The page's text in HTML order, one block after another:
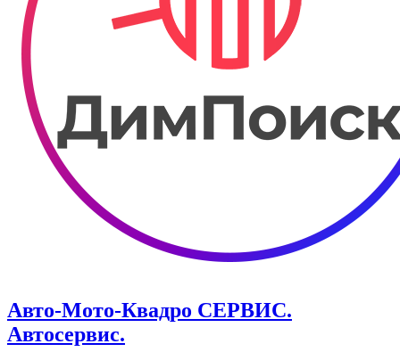
Авто-Мото-Квадро СЕРВИС.
Автосервис.